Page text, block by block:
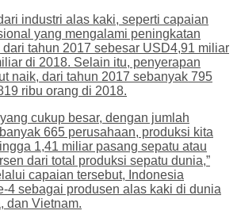
industri alas kaki, seperti capaian
yang mengalami peningkatan
dari tahun 2017 sebesar USD4,91 miliar
di 2018. Selain itu, penyerapan
naik, dari tahun 2017 sebanyak 795
ribu orang di 2018.
cukup besar, dengan jumlah
665 perusahaan, produksi kita
1,41 miliar pasang sepatu atau
dari total produksi sepatu dunia,”
capaian tersebut, Indonesia
4 sebagai produsen alas kaki di dunia
dan Vietnam.